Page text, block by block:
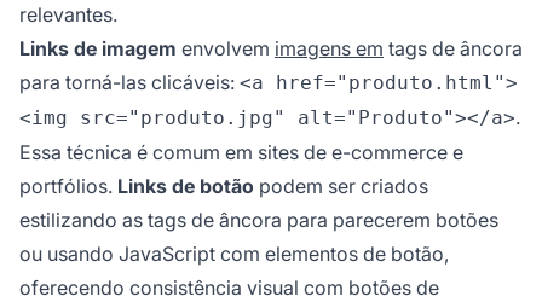
relevantes.
Links de imagem envolvem imagens em tags de âncora
para torná-las clicáveis: <a href="produto.html">
<img src="produto.jpg" alt="Produto"></a>.
Essa técnica é comum em sites de e-commerce e
portfólios. Links de botão podem ser criados
estilizando as tags de âncora para parecerem botões
ou usando JavaScript com elementos de botão,
oferecendo consistência visual com botões de